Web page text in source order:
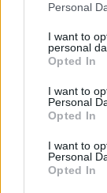
Personal
I want to
personal
Opted In
I want to
Personal
Opted In
I want to
Personal
Opted In
https://
Treści i
edukacyjno-
zastosowaniem